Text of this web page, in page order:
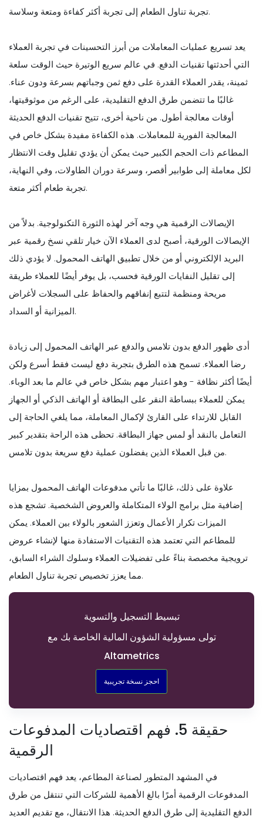
تجربة تناول الطعام إلى تجربة أكثر كفاءة ومتعة وسلاسة.
يعد تسريع عمليات المعاملات من أبرز التحسينات في تجربة العملاء
التي أحدثتها تقنيات الدفع. في عالم سريع الوتيرة حيث الوقت سلعة
ثمينة، يقدر العملاء القدرة على دفع ثمن وجباتهم بسرعة ودون عناء.
غالبًا ما تتضمن طرق الدفع التقليدية، على الرغم من موثوقيتها،
أوقات معالجة أطول. من ناحية أخرى، تتيح تقنيات الدفع الحديثة
المعالجة الفورية للمعاملات. هذه الكفاءة مفيدة بشكل خاص في
المطاعم ذات الحجم الكبير حيث يمكن أن يؤدي تقليل وقت الانتظار
لكل معاملة إلى طوابير أقصر، وسرعة دوران الطاولات، وفي النهاية،
تجربة طعام أكثر متعة.
الإيصالات الرقمية هي وجه آخر لهذه الثورة التكنولوجية. بدلاً من
الإيصالات الورقية، أصبح لدى العملاء الآن خيار تلقي نسخ رقمية عبر
البريد الإلكتروني أو من خلال تطبيق الهاتف المحمول. لا يؤدي ذلك
إلى تقليل النفايات الورقية فحسب، بل يوفر أيضًا للعملاء طريقة
مريحة ومنظمة لتتبع إنفاقهم والحفاظ على السجلات لأغراض
الميزانية أو السداد.
أدى ظهور الدفع بدون تلامس والدفع عبر الهاتف المحمول إلى زيادة
رضا العملاء. تسمح هذه الطرق بتجربة دفع ليست فقط أسرع ولكن
أيضًا أكثر نظافة - وهو اعتبار مهم بشكل خاص في عالم ما بعد الوباء.
يمكن للعملاء ببساطة النقر على البطاقة أو الهاتف الذكي أو الجهاز
القابل للارتداء على القارئ لإكمال المعاملة، مما يلغي الحاجة إلى
التعامل بالنقد أو لمس جهاز البطاقة. تحظى هذه الراحة بتقدير كبير
من قبل العملاء الذين يفضلون عملية دفع سريعة بدون تلامس.
علاوة على ذلك، غالبًا ما تأتي مدفوعات الهاتف المحمول بمزايا
إضافية مثل برامج الولاء المتكاملة والعروض الشخصية. تشجع هذه
الميزات تكرار الأعمال وتعزز الشعور بالولاء بين العملاء. يمكن
للمطاعم التي تعتمد هذه التقنيات الاستفادة منها لإنشاء عروض
ترويجية مخصصة بناءً على تفضيلات العملاء وسلوك الشراء السابق،
مما يعزز تخصيص تجربة تناول الطعام.
تبسيط التسجيل والتسوية
تولى مسؤولية الشؤون المالية الخاصة بك مع
Altametrics
احجز نسخة تجريبية
حقيقة 5. فهم اقتصاديات المدفوعات
الرقمية
في المشهد المتطور لصناعة المطاعم، يعد فهم اقتصاديات
المدفوعات الرقمية أمرًا بالغ الأهمية للشركات التي تنتقل من طرق
الدفع التقليدية إلى طرق الدفع الحديثة. هذا الانتقال، مع تقديم العديد